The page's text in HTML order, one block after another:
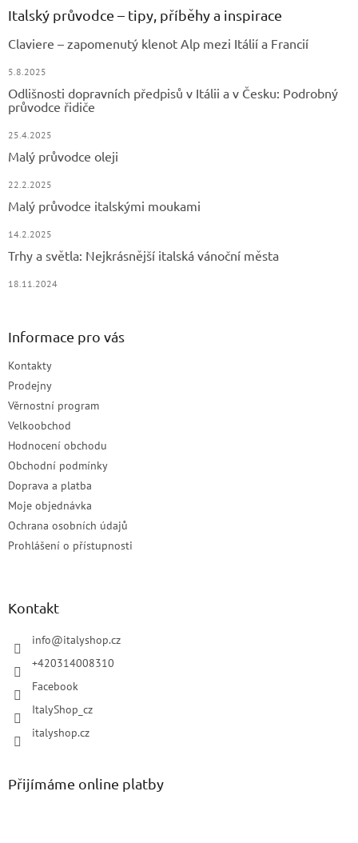
Italský průvodce – tipy, příběhy a inspirace
Claviere – zapomenutý klenot Alp mezi Itálií a Francií
5.8.2025
Odlišnosti dopravních předpisů v Itálii a v Česku: Podrobný
průvodce řidiče
25.4.2025
Malý průvodce oleji
22.2.2025
Malý průvodce italskými moukami
14.2.2025
Trhy a světla: Nejkrásnější italská vánoční města
18.11.2024
Informace pro vás
Kontakty
Prodejny
Věrnostní program
Velkoobchod
Hodnocení obchodu
Obchodní podmínky
Doprava a platba
Moje objednávka
Ochrana osobních údajů
Prohlášení o přístupnosti
Kontakt
info@italyshop.cz
+420314008310
Facebook
ItalyShop_cz
italyshop.cz
Přijímáme online platby